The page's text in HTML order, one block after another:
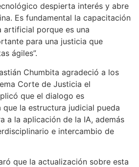
despierta interés y abre
Es fundamental la capacitación
artificial porque es una
para una justicia que
ágiles”.
Chumbita agradeció a los
Corte de Justicia el
que el dialogo es
que la estructura judicial pueda
a la aplicación de la IA, además
e intercambio de
que la actualización sobre esta